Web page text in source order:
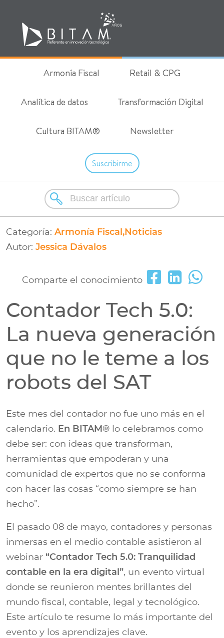
Armonía Fiscal Retail & CPG
Analítica de datos Transformación Digital
Cultura BITAM® Newsletter
Suscribirme
Categoría: Armonía Fiscal,Noticias
Autor: Jessica Dávalos
Comparte el conocimiento
Contador Tech 5.0:
La nueva generación
que no le teme a los
robots del SAT
Este mes del contador no fue uno más en el
calendario. En BITAM® lo celebramos como
debe ser: con ideas que transforman,
herramientas que empoderan y una
comunidad de expertos que no se conforma
con hacer las cosas “como siempre se han
hecho”.
El pasado 08 de mayo, contadores y personas
inmersas en el medio contable asistieron al
webinar “Contador Tech 5.0: Tranquilidad
contable en la era digital”, un evento virtual
donde se reunieron mentes brillantes del
mundo fiscal, contable, legal y tecnológico.
Este artículo te resume lo más importante del
evento y los aprendizajes clave.